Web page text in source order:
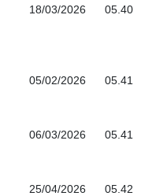
18/03/2026 05.40
05/02/2026 05.41
06/03/2026 05.41
25/04/2026 05.42